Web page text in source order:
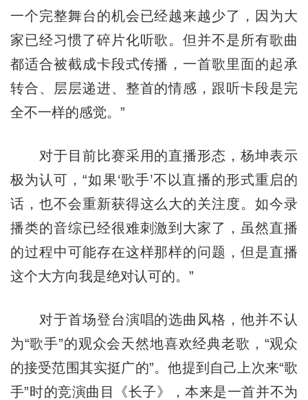
一个完整舞台的机会已经越来越少了，因为大
家已经习惯了碎片化听歌。但并不是所有歌曲
都适合被截成卡段式传播，一首歌里面的起承
转合、层层递进、整首的情感，跟听卡段是完
全不一样的感觉。”
对于目前比赛采用的直播形态，杨坤表示
极为认可，“如果‘歌手’不以直播的形式重启的
话，也不会重新获得这么大的关注度。如今录
播类的音综已经很难刺激到大家了，虽然直播
的过程中可能存在这样那样的问题，但是直播
这个大方向我是绝对认可的。”
对于首场登台演唱的选曲风格，他并不认
为“歌手”的观众会天然地喜欢经典老歌，“观众
的接受范围其实挺广的”。他提到自己上次来“歌
手”时的竞演曲目《长子》，本来是一首并不为